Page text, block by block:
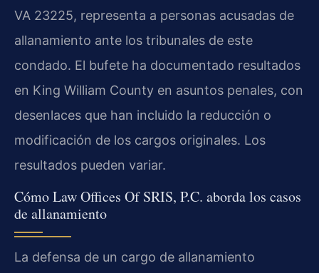
VA 23225, representa a personas acusadas de
allanamiento ante los tribunales de este
condado. El bufete ha documentado resultados
en King William County en asuntos penales, con
desenlaces que han incluido la reducción o
modificación de los cargos originales. Los
resultados pueden variar.
Cómo Law Offices Of SRIS, P.C. aborda los casos
de allanamiento
La defensa de un cargo de allanamiento